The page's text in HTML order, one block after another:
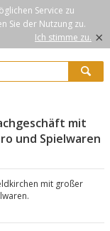
Service zu
Sie der Nutzung zu.
Ich stimme zu. ×
mit
und Spielwaren
mit großer